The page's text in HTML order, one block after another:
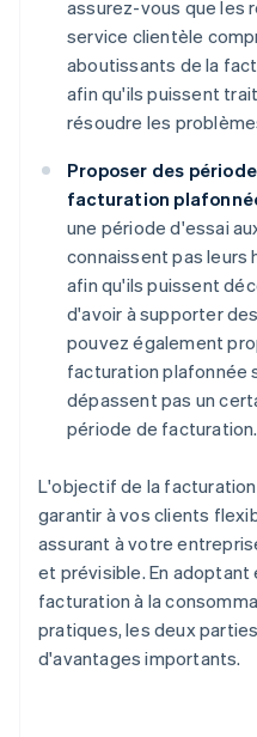
assurez-vous que les
service clientèle
aboutissants de la
afin qu'ils puissent
résoudre les
Proposer des
facturation
une période d'essai
connaissent pas leurs
afin qu'ils puissent
d'avoir à supporter
pouvez également
facturation plafonnée
dépassent pas un
période de facturation.
L'objectif de la
garantir à vos clients
assurant à votre
et prévisible. En
facturation à la
pratiques, les deux
d'avantages importants.